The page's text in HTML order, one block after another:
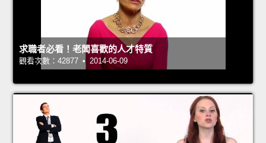
求職者必看！老闆喜歡的人才特質
觀看次數：42877 • 2014-06-09